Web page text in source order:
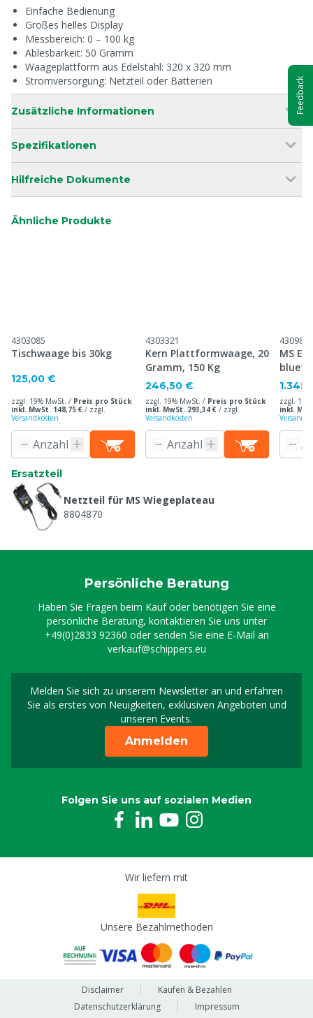
Einfache Bedienung
Großes helles Display
Messbereich: 0 – 100 kg
Ablesbarkeit: 50 Gramm
Waageplattform aus Edelstahl: 320 x 320 mm
Stromversorgung: Netzteil oder Batterien
Zusätzliche Informationen
Spezifikationen
Hilfreiche Dokumente
Ähnliche Produkte
4303085
Tischwaage bis 30kg
125,00 €
zzgl. 19% MwSt. / Preis pro Stück
inkl. MwSt. 148,75 € / zzgl.
Versandkosten
4303321
Kern Plattformwaage, 20
Gramm, 150 Kg
246,50 €
zzgl. 19% MwSt. / Preis pro Stück
inkl. MwSt. 293,34 € / zzgl.
Versandkosten
4309843
MS
zzgl.
inkl.
Ersatzteil
Netzteil für MS Wiegeplateau
8804870
Persönliche Beratung
Haben Sie Fragen beim Kauf oder benötigen Sie eine
persönliche Beratung, kontaktieren Sie uns unter
+49(0)2833 92360 oder senden Sie eine E-Mail an
verkauf@schippers.eu
Melden Sie sich zu unserem Newsletter an und erfahren
Sie als erstes von Neuigkeiten, exklusiven Angeboten und
unseren Events.
Melden Sie sich für
Anmelden
Folgen Sie uns auf sozialen Medien
Wir liefern mit
Unsere Bezahlmethoden
Disclaimer
Kaufen & Bezahlen
Datenschutzerklärung
Impressum
Feedback